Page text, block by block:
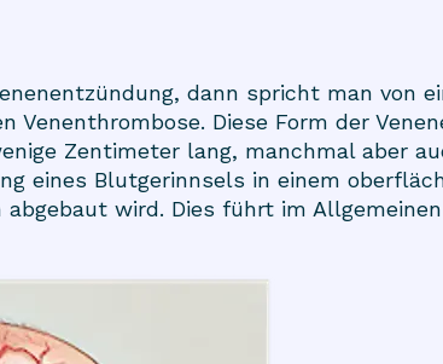
dann spricht man von
Venenthrombose. Diese Form der
Zentimeter lang, manchmal aber
eines Blutgerinnsels in einem
wird. Dies führt im